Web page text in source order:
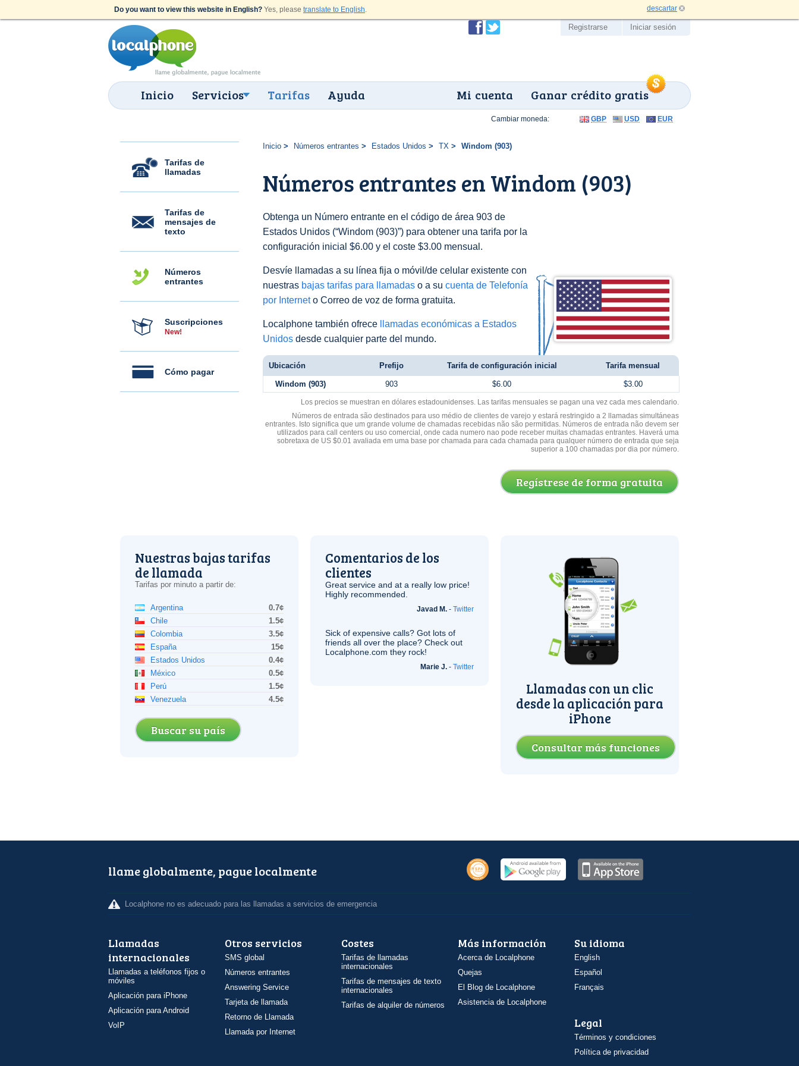
Do you want to view this website in English? Yes, please translate to English. descartar
Inicio Servicios Tarifas Ayuda Ganar crédito gratis
Mi cuenta
Registrarse Iniciar sesión
Tarifas de
llamadas
Tarifas de
mensajes de
texto
Números
entrantes
Suscripciones
New!
Cómo pagar
Inicio Números entrantes Estados Unidos TX Windom (903)
Números entrantes en Windom (903)
Obtenga un Número entrante en el código de área 903 de
Estados Unidos (“Windom (903)”) para obtener una tarifa por la
configuración inicial $6.00 y el coste $3.00 mensual.
Desvíe llamadas a su línea fija o móvil/de celular existente con
nuestras bajas tarifas para llamadas o a su cuenta de Telefonía
por Interneto Correo de voz de forma gratuita.
Localphone también ofrece
llamadas económicas a Estados
Unidos desde cualquier parte del mundo.
Cambiar moneda: GBP USD EUR
Ubicación Prefijo Tarifa de configuración inicial Tarifa mensual
Windom (903) 903 $6.00 $3.00
Los precios se muestran en dólares estadounidenses. Las tarifas mensuales se pagan una vez cada mes calendario.
Números de entrada são destinados para uso médio de clientes de varejo y estará restringido a 2 llamadas simultáneas
entrantes. Isto significa que um grande volume de chamadas recebidas não são permitidas. Números de entrada não devem ser
utilizados para call centers ou uso comercial, onde cada numero nao pode receber muitas chamadas entrantes. Haverá uma
sobretaxa de US $0.01 avaliada em uma base por chamada para cada chamada para qualquer número de entrada que seja
superior a 100 chamadas por dia por número.
Regístrese de forma gratuita
Nuestras bajas tarifas
de llamada
Tarifas por minuto a partir de:
Argentina
0.7¢
Chile
1.5¢
Colombia
3.5¢
España
15¢
Estados Unidos
0.4¢
México
0.5¢
Perú
1.5¢
Venezuela
4.5¢
Buscar su país
Comentarios de los
clientes
Great service and at a really low price!
Highly recommended.
Javad M. - Twitter
Sick of expensive calls? Got lots of
friends all over the place? Check out
Localphone.com they rock!
Marie J. - Twitter
Llamadas con un clic
desde la aplicación para
iPhone
Consultar más funciones
llame globalmente, pague localmente
Localphone no es adecuado para las llamadas a servicios de emergencia
Llamadas
internacionales
Llamadas a teléfonos fijos o
móviles
Aplicación para iPhone
Aplicación para Android
VoIP
Otros servicios
SMS global
Números entrantes
Answering Service
Tarjeta de llamada
Retorno de Llamada
Llamada por Internet
Costes
Tarifas de llamadas
internacionales
Tarifas de mensajes de texto
internacionales
Tarifas de alquiler de números
Más información
Acerca de Localphone
Quejas
El Blog de Localphone
Asistencia de Localphone
Su idioma
English
Español
Français
Legal
Términos y condiciones
Política de privacidad